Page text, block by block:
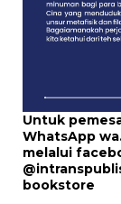
Untuk
WhatsApp
melalui
bookstore